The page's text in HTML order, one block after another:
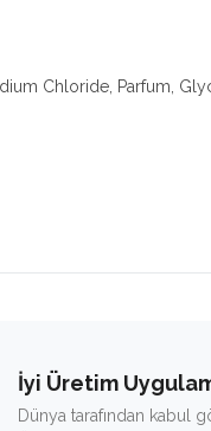
Chloride, Parfum,
İyi Üretim
Dünya tarafından kabul